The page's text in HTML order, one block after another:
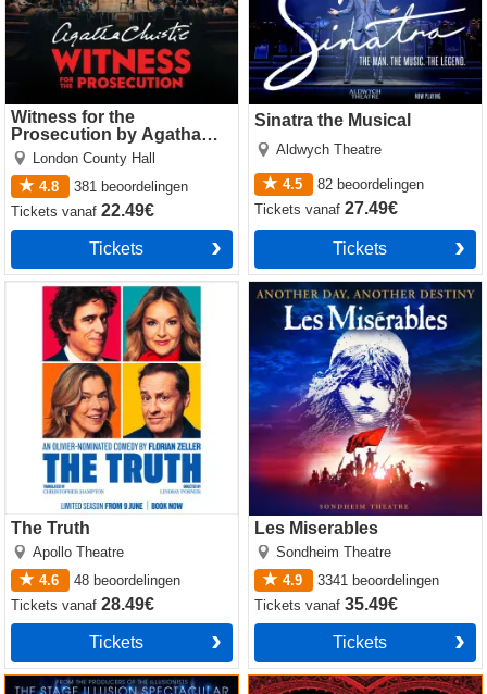
Witness for the
Prosecution by Agatha
Christie
London County Hall
4.8
381 beoordelingen
Ticketsvanaf22.49€
Tickets
Sinatra the Musical
Aldwych Theatre
4.5 82 beoordelingen
Ticketsvanaf27.49€
Tickets
The Truth
Apollo Theatre
4.6
48 beoordelingen
Ticketsvanaf28.49€
Tickets
The Truth
Les Miserables
Sondheim Theatre
4.9
3341 beoordelingen
Ticketsvanaf35.49€
Tickets
Les Miserables
Now You See Me Moulin Rouge! The Musical